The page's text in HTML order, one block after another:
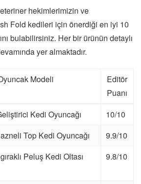
hekimlerimizin ve
Fold kedileri için önerdiği en iyi 10
bulabilirsiniz. Her bir ürünün detaylı
yer almaktadır.
Modeli
Editör
Puanı
Kedi Oyuncağı
10/10
Top Kedi Oyuncağı
9.9/10
Peluş Kedi Oltası
9.8/10